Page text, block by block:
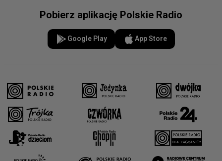
Pobierz aplikację Polskie Radio
Google Play App Store